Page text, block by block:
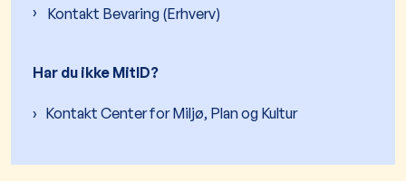
Kontakt Bevaring (Erhverv)
Har du ikke MitID?
Kontakt Center for Miljø, Plan og Kultur